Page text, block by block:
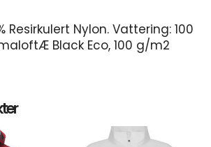
Resirkulert Nylon. Vattering: 100
Black Eco, 100 g/m2